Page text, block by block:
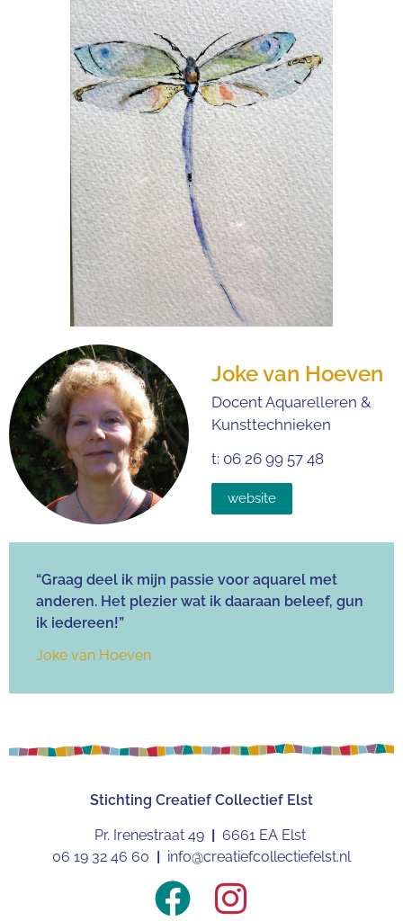
Joke van Hoeven
Docent Aquarelleren &
Kunsttechnieken
t: 06 26 99 57 48
website
“Graag deel ik mijn passie voor aquarel met
anderen. Het plezier wat ik daaraan beleef, gun
ik iedereen!”
Joke van Hoeven
Stichting Creatief Collectief Elst
Pr. Irenestraat 49 | 6661 EA Elst
06 19 32 46 60 | info@creatiefcollectiefelst.nl